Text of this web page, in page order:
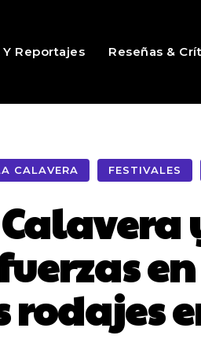
Reportajes Reseñas &
CALAVERA FESTIVALES
rodajes